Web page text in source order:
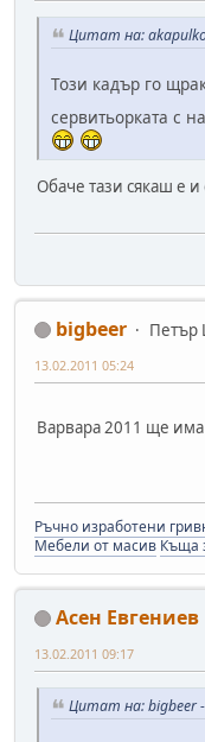
Цитат на:
Този кадър го
сервитьорката с
Обаче тази сякаш е и
bigbeer
Петър
13.02.2011 05:24
Варвара 2011 ще
Ръчно изработени
Мебели от масив Къща
Асен Евгениев
13.02.2011 09:17
Цитат на: bigbeer